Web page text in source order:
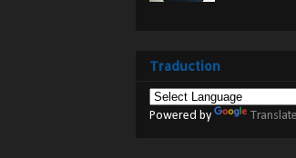
Traduction
Powered by Translate